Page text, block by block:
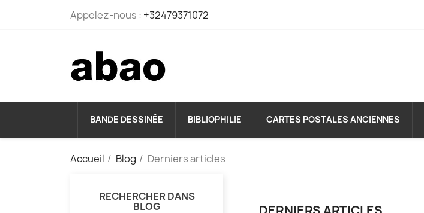
Appelez-nous : +32479371072
BANDE DESSINÉE BIBLIOPHILIE CARTES POSTALES ANCIENNES
Accueil Blog Derniers articles
RECHERCHER DANS
BLOG